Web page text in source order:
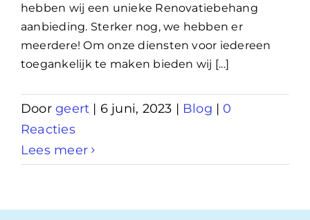
hebben wij een unieke Renovatiebehang
aanbieding. Sterker nog, we hebben er
meerdere! Om onze diensten voor iedereen
toegankelijk te maken bieden wij [...]
Doorgeert | 6 juni, 2023 | Blog | 0
Reacties
Lees meer